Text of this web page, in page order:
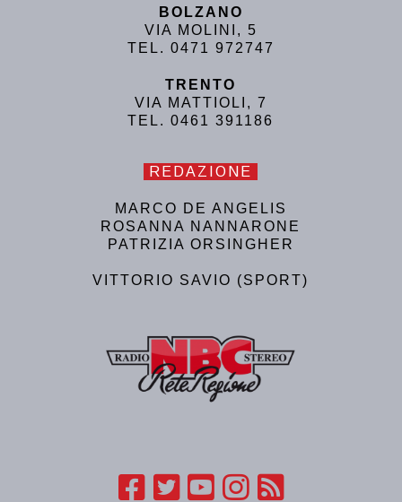
BOLZANO
VIA MOLINI, 5
TEL. 0471 972747
TRENTO
VIA MATTIOLI, 7
TEL. 0461 391186
REDAZIONE
MARCO DE ANGELIS
ROSANNA NANNARONE
PATRIZIA ORSINGHER
VITTORIO SAVIO (SPORT)